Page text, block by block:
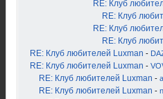
RE: Клуб
RE: Клуб
RE: Клуб
RE: Клуб
RE: Клуб любителей Luxman -
RE: Клуб любителей Luxman -
RE: Клуб любителей Luxman -
RE: Клуб любителей Luxman -